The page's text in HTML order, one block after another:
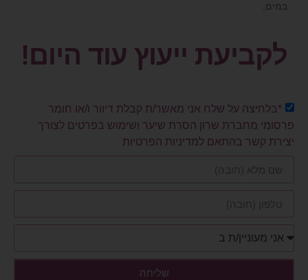
במים,
לקביעת ייעוץ עוד היום!
*בלחיצה על שלח אני מאשר/ת קבלת דיוור ו/או חומר
פרסומי מחברת שרון הסרת שיער ושימוש בפרטים לצורך
יצירת קשר בהתאם למדיניות הפרטיות
שליחה